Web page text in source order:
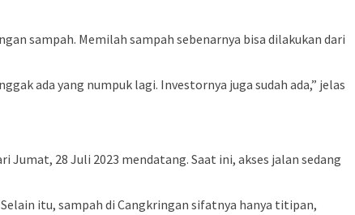
sampah. Memilah sampah sebenarnya bisa dilakukan dari
ada yang numpuk lagi. Investornya juga sudah ada,” jelas
Jumat, 28 Juli 2023 mendatang. Saat ini, akses jalan sedang
itu, sampah di Cangkringan sifatnya hanya titipan,